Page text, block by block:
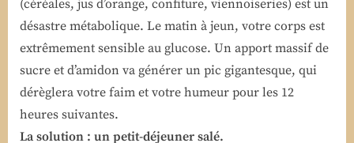
(céréales, jus d’orange, confiture, viennoiseries) est un
désastre métabolique. Le matin à jeun, votre corps est
extrêmement sensible au glucose. Un apport massif de
sucre et d’amidon va générer un pic gigantesque, qui
dérèglera votre faim et votre humeur pour les 12
heures suivantes.
La solution : un petit-déjeuner salé.